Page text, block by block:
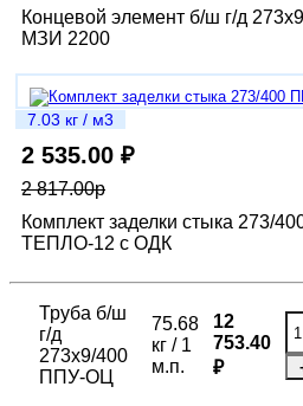
Концевой элемент б/ш г/д
МЗИ 2200
7.03 кг / м3
2 535.00 ₽
2 817.00р
Комплект заделки стыка 273/
ТЕПЛО-12 с ОДК
Труба б/ш
г/д
273х9/400
ППУ-ОЦ
75.68
кг / 1
м.п.
12
753.40
₽